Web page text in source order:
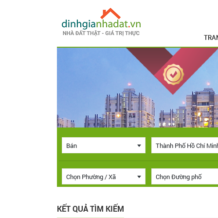
Bán Thành Phố Hồ Chí
Chọn Phường / Xã Chọn Đường phố
KẾT QUẢ TÌM KIẾM